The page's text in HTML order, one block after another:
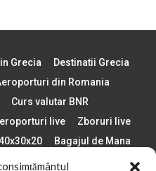
Grecia
Destinatii Grecia
din Romania
Curs valutar BNR
live
Zboruri live
Bagajul de Mana
bune telefoane